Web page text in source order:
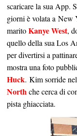
scaricare la sua App.
giorni è volata a New
maritoKanye West,
quello della sua Los
per divertirsi a
mostra una foto
Huck. Kim sorride
Northche cerca di
pista ghiacciata.